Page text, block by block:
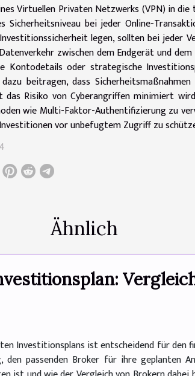
Virtuellen Privaten Netzwerks (VPN) in
Sicherheitsniveau bei jeder Online-
legen, sollten bei jeder
zwischen dem Endgerät und
Kontodetails oder strategische
beitragen, dass
das Risiko von Cyberangriffen minimiert
wie Multi-Faktor-Authentifizierung zu
vor unbefugtem Zugriff zu
Ähnlich
Investitionsplans ist entscheidend für den
den passenden Broker für ihre geplanten